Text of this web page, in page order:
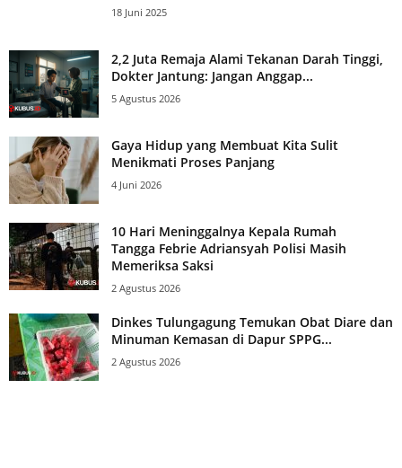
18 Juni 2025
2,2 Juta Remaja Alami Tekanan Darah Tinggi,
Dokter Jantung: Jangan Anggap...
5 Agustus 2026
Gaya Hidup yang Membuat Kita Sulit
Menikmati Proses Panjang
4 Juni 2026
10 Hari Meninggalnya Kepala Rumah
Tangga Febrie Adriansyah Polisi Masih
Memeriksa Saksi
2 Agustus 2026
Dinkes Tulungagung Temukan Obat Diare dan
Minuman Kemasan di Dapur SPPG...
2 Agustus 2026